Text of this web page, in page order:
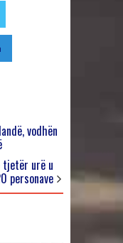
vodhën
tjetër urë u
personave